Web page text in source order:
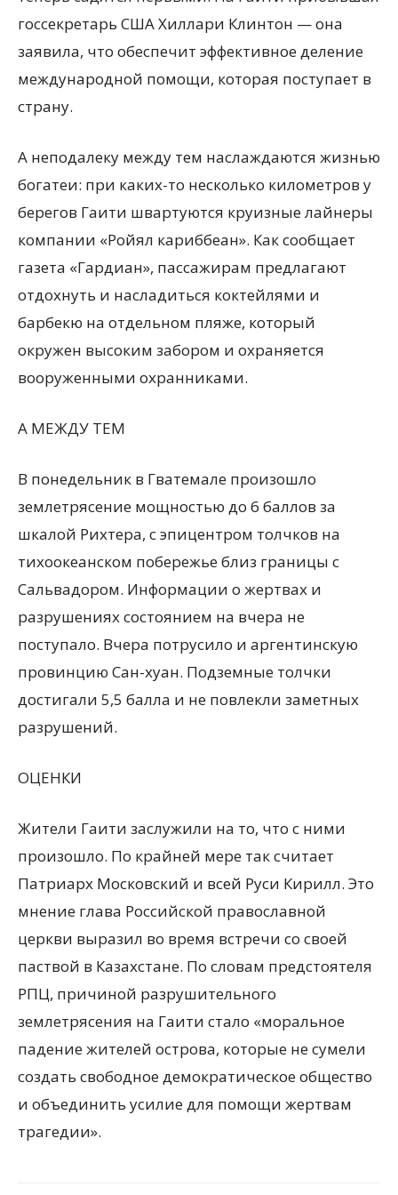
госсекретарь США Хиллари Клинтон — она
заявила, что обеспечит эффективное деление
международной помощи, которая поступает в
страну.
А неподалеку между тем наслаждаются жизнью
богатеи: при каких-то несколько километров у
берегов Гаити швартуются круизные лайнеры
компании «Ройял кариббеан». Как сообщает
газета «Гардиан», пассажирам предлагают
отдохнуть и насладиться коктейлями и
барбекю на отдельном пляже, который
окружен высоким забором и охраняется
вооруженными охранниками.
А МЕЖДУ ТЕМ
В понедельник в Гватемале произошло
землетрясение мощностью до 6 баллов за
шкалой Рихтера, с эпицентром толчков на
тихоокеанском побережье близ границы с
Сальвадором. Информации о жертвах и
разрушениях состоянием на вчера не
поступало. Вчера потрусило и аргентинскую
провинцию Сан-хуан. Подземные толчки
достигали 5,5 балла и не повлекли заметных
разрушений.
ОЦЕНКИ
Жители Гаити заслужили на то, что с ними
произошло. По крайней мере так считает
Патриарх Московский и всей Руси Кирилл. Это
мнение глава Российской православной
церкви выразил во время встречи со своей
паствой в Казахстане. По словам предстоятеля
РПЦ, причиной разрушительного
землетрясения на Гаити стало «моральное
падение жителей острова, которые не сумели
создать свободное демократическое общество
и объединить усилие для помощи жертвам
трагедии».